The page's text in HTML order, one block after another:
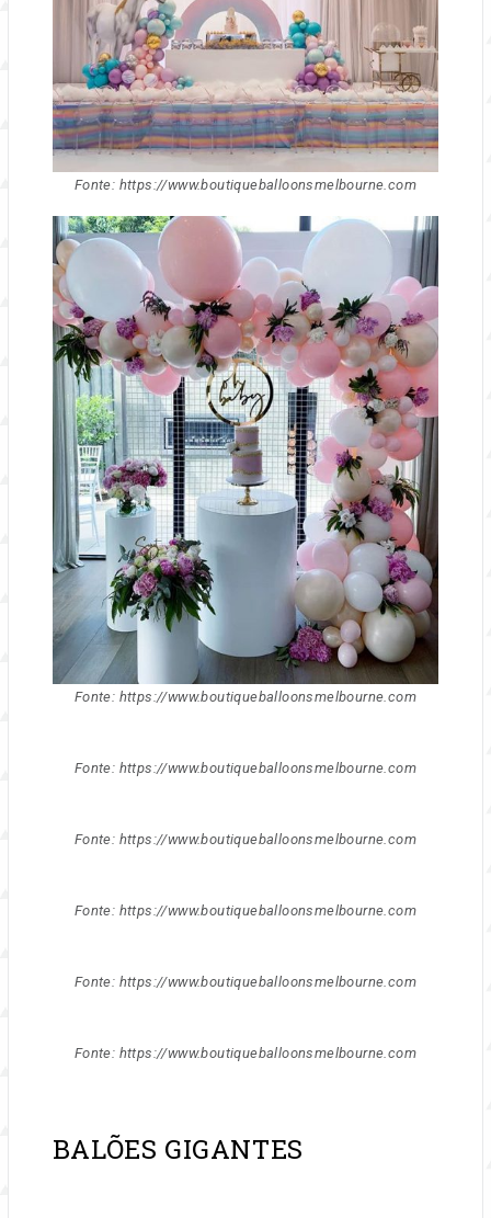
Fonte: https://www.boutiqueballoonsmelbourne.com
Fonte: https://www.boutiqueballoonsmelbourne.com
Fonte: https://www.boutiqueballoonsmelbourne.com
Fonte: https://www.boutiqueballoonsmelbourne.com
Fonte: https://www.boutiqueballoonsmelbourne.com
Fonte: https://www.boutiqueballoonsmelbourne.com
Fonte: https://www.boutiqueballoonsmelbourne.com
BALÕES GIGANTES